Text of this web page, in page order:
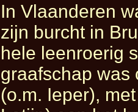
In Vlaanderen
zijn burcht in
hele leenroerig
graafschap was
(o.m. Ieper),